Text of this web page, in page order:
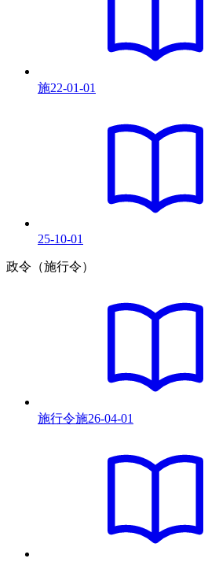
施22-01-01
25-10-01
政令（施行令）
施行令施26-04-01